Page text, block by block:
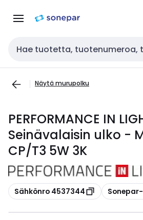
navigointiinsisältöön
Haku
Näytä murupolku
PERFORMANCE IN
Seinävalaisin ulko -
CP/T3 5W 3K
Kopioi
Sähkönro 4537344 Kopioi